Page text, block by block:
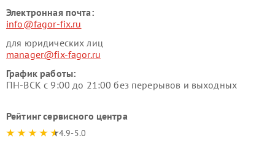
Электронная почта:
info@fagor-fix.ru
для юридических лиц
manager@fix-fagor.ru
График работы:
ПН-ВСК с 9:00 до 21:00 без перерывов и выходных
Рейтинг сервисного центра
4.9-5.0